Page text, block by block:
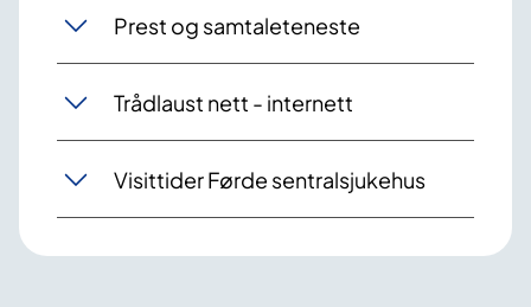
Prest og samtaleteneste
Trådlaust nett - internett
Visittider Førde sentralsjukehus